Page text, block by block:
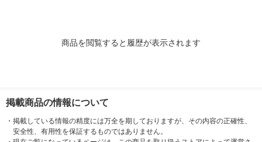
商品を閲覧すると履歴が表示されます
掲載商品の情報について
・ 掲載している情報の精度には万全を期しておりますが、その内容の正確性、
安全性、有用性を保証するものではありません。